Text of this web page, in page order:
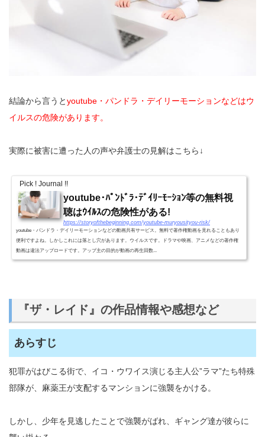
結論から言うとyoutube・パンドラ・デイリーモーションなどはウ
イルスの危険があります。
実際に被害に遭った人の声や弁護士の見解はこちら↓
Pick ! Journal !!
youtube･ﾊﾟﾝﾄﾞﾗ･ﾃﾞｲﾘｰﾓｰｼｮﾝ等の無料視
聴はｳｲﾙｽの危険性がある!
https://storyofthebeginning.com/youtube-muryousityou-risk/
youtube・パンドラ・デイリーモーションなどの動画共有サービス。無料で著作権動画を見れることもあり
便利ですよね。しかしこれには落とし穴があります。ウイルスです。ドラマや映画、アニメなどの著作権
動画は違法アップロードです。アップ主の目的が動画の再生回数...
『ザ・レイド』の作品情報や感想など
あらすじ
犯罪がはびこる街で、イコ・ウワイス演じる主人公”ラマ”たち特殊
部隊が、麻薬王が支配するマンションに強襲をかける。
しかし、少年を見逃したことで強襲がばれ、ギャング達が彼らに